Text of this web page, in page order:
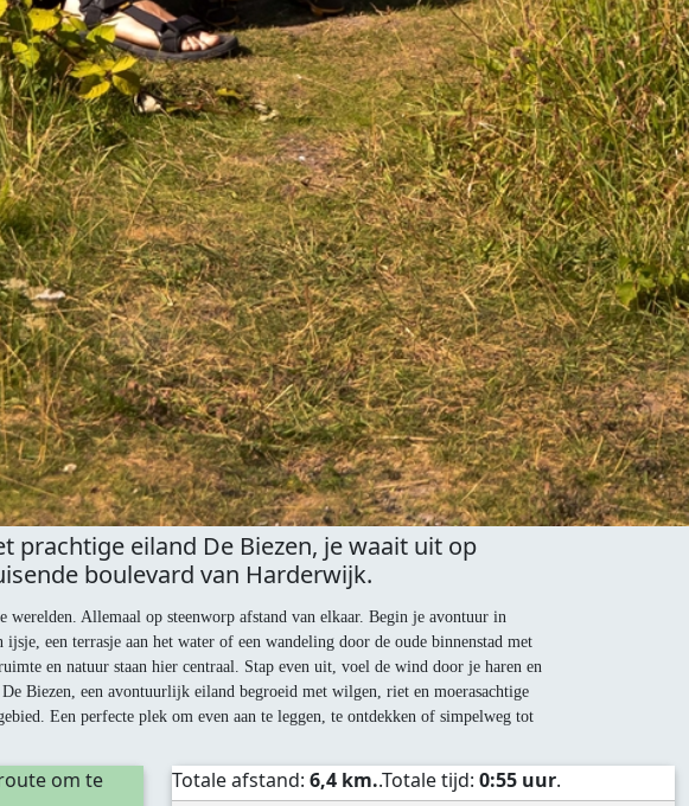
prachtige eiland De Biezen, je waait uit op
boulevard van Harderwijk.
Allemaal op steenworp afstand van elkaar. Begin je avontuur in
een terrasje aan het water of een wandeling door de oude binnenstad met
en natuur staan hier centraal. Stap even uit, voel de wind door je haren en
Biezen, een avontuurlijk eiland begroeid met wilgen, riet en moerasachtige
Een perfecte plek om even aan te leggen, te ontdekken of simpelweg tot
om te
Totale afstand: 6,4 km..Totale tijd: 0:55 uur.